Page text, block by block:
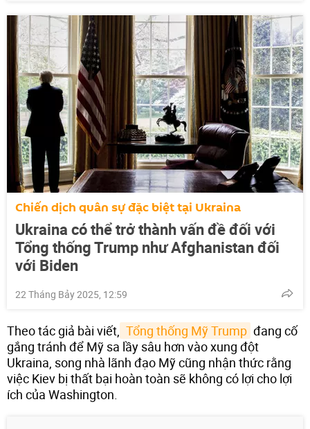
Chiến dịch quân sự đặc biệt tại Ukraina
Ukraina có thể trở thành vấn đề đối với
Tổng thống Trump như Afghanistan đối
với Biden
22 Tháng Bảy 2025, 12:59
Theo tác giả bài viết, Tổng thống Mỹ Trump đang cố
gắng tránh để Mỹ sa lầy sâu hơn vào xung đột
Ukraina, song nhà lãnh đạo Mỹ cũng nhận thức rằng
việc Kiev bị thất bại hoàn toàn sẽ không có lợi cho lợi
ích của Washington.